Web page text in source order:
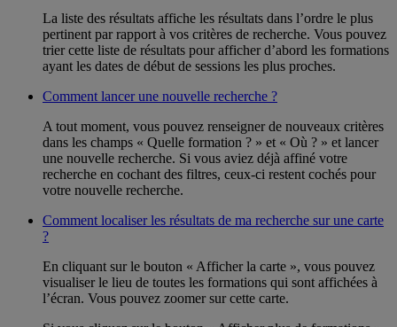
La liste des résultats affiche les résultats dans l’ordre le plus
pertinent par rapport à vos critères de recherche. Vous pouvez
trier cette liste de résultats pour afficher d’abord les formations
ayant les dates de début de sessions les plus proches.
Comment lancer une nouvelle recherche ?
A tout moment, vous pouvez renseigner de nouveaux critères
dans les champs « Quelle formation ? » et « Où ? » et lancer
une nouvelle recherche. Si vous aviez déjà affiné votre
recherche en cochant des filtres, ceux-ci restent cochés pour
votre nouvelle recherche.
Comment localiser les résultats de ma recherche sur une carte
?
En cliquant sur le bouton « Afficher la carte », vous pouvez
visualiser le lieu de toutes les formations qui sont affichées à
l’écran. Vous pouvez zoomer sur cette carte.